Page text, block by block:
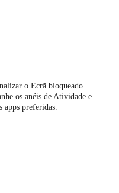
o Ecrã bloqueado.
os anéis de Atividade e
apps preferidas.